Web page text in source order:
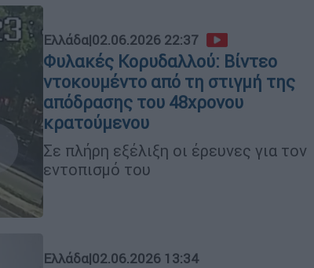
Ελλάδα|02.06.2026 22:37
Φυλακές Κορυδαλλού: Βίντεο
ντοκουμέντο από τη στιγμή της
απόδρασης του 48χρονου
κρατούμενου
Σε πλήρη εξέλιξη οι έρευνες για τον
εντοπισμό του
Ελλάδα|02.06.2026 13:34